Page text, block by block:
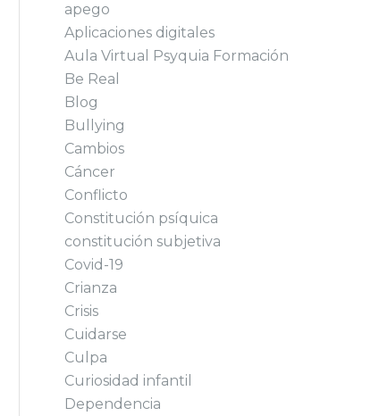
apego
Aplicaciones digitales
Aula Virtual Psyquia Formación
Be Real
Blog
Bullying
Cambios
Cáncer
Conflicto
Constitución psíquica
constitución subjetiva
Covid-19
Crianza
Crisis
Cuidarse
Culpa
Curiosidad infantil
Dependencia